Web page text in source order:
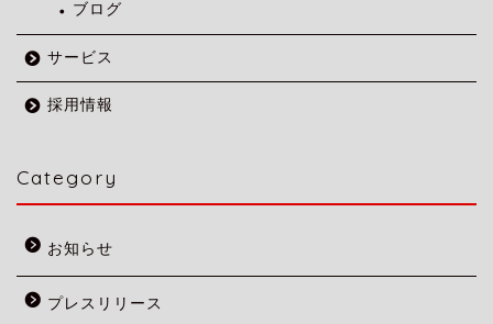
ブログ
サービス
採用情報
Category
お知らせ
プレスリリース